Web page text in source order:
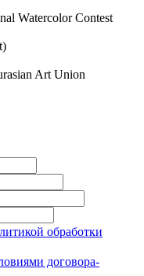
Watercolor Contest
Art Union
обработки
договора-